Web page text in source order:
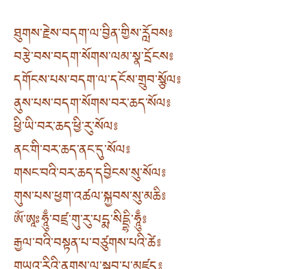
ཐུགས་རྗེས་བདག་ལ་བྱིན་གྱིས་རློབས༔
བརྩེ་བས་བདག་སོགས་ལམ་སྣ་དྲོངས༔
དགོངས་པས་བདག་ལ་དངོས་གྲུབ་སྩོལ༔
ནུས་པས་བདག་སོགས་བར་ཆད་སོལ༔
ཕྱི་ཡི་བར་ཆད་ཕྱི་རུ་སོལ༔
ནང་གི་བར་ཆད་ནང་དུ་སོལ༔
གསང་བའི་བར་ཆད་དབྱིངས་སུ་སོལ༔
གུས་པས་ཕྱག་འཚལ་སྐྱབས་སུ་མཆི༔
ཨོཾ་ཨཱཿཧཱུྃ་བཛྲ་གུ་རུ་པདྨ་སིདྡྷི་ཧཱུྃ༔
རྒྱལ་བའི་བསྟན་པ་བཙུགས་པའི་ཚེ༔